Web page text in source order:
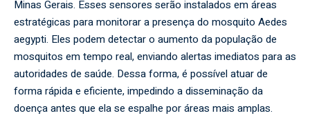
Minas Gerais. Esses sensores serão instalados em áreas
estratégicas para monitorar a presença do mosquito Aedes
aegypti. Eles podem detectar o aumento da população de
mosquitos em tempo real, enviando alertas imediatos para as
autoridades de saúde. Dessa forma, é possível atuar de
forma rápida e eficiente, impedindo a disseminação da
doença antes que ela se espalhe por áreas mais amplas.